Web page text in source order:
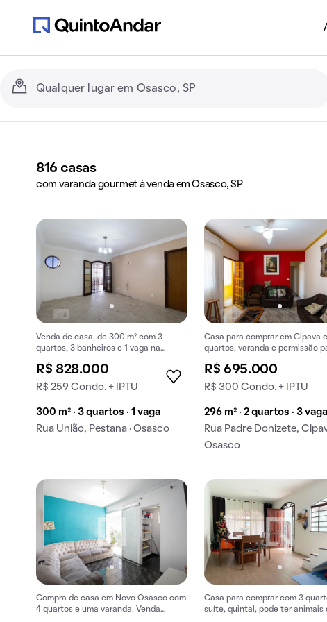
816 casas
com varanda gourmet à venda em Osasco, SP
Venda de casa, de 300 m² com 3
quartos, 3 banheiros e 1 vaga na
R$ 828.000
R$ 259 Condo. + IPTU
300 m² · 3 quartos · 1 vaga
Rua União, Pestana · Osasco
Casa para comprar em Cipava
quartos, varanda e permissão
R$ 695.000
R$ 300 Condo. + IPTU
296 m² · 2 quartos · 3
Rua Padre Donizete,
Osasco
Compra de casa em Novo Osasco com
4 quartos e uma varanda. Venda
Casa para comprar com 3
suíte, quintal, pode ter animais